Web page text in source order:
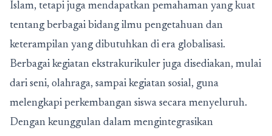
Islam, tetapi juga mendapatkan pemahaman yang kuat
tentang berbagai bidang ilmu pengetahuan dan
keterampilan yang dibutuhkan di era globalisasi.
Berbagai kegiatan ekstrakurikuler juga disediakan, mulai
dari seni, olahraga, sampai kegiatan sosial, guna
melengkapi perkembangan siswa secara menyeluruh.
Dengan keunggulan dalam mengintegrasikan